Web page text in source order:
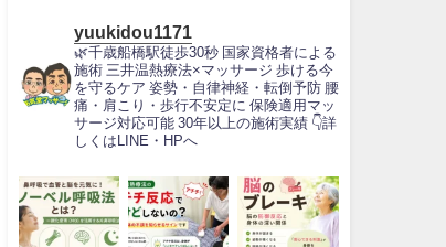
yuukidou1171
🌿千歳船橋駅徒歩30秒国家資格者による
施術三井温熱療法×マッサージ 歩ける今
を守るケア 姿勢・自律神経・転倒予防腰
痛・肩こり・歩行不安定に 保険適用マッ
サージ対応可能30年以上の施術実績👇詳
しくはLINE・HPへ